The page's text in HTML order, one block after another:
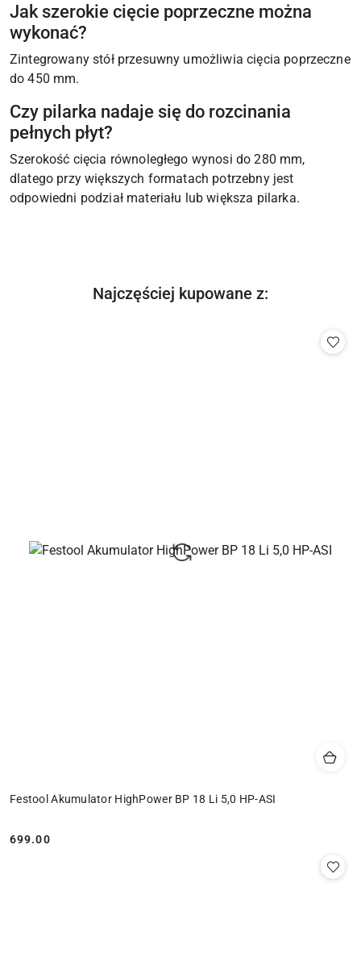
Jak szerokie cięcie poprzeczne można
wykonać?
Zintegrowany stół przesuwny umożliwia cięcia poprzeczne
do 450 mm.
Czy pilarka nadaje się do rozcinania
pełnych płyt?
Szerokość cięcia równoległego wynosi do 280 mm,
dlatego przy większych formatach potrzebny jest
odpowiedni podział materiału lub większa pilarka.
Pomiń karuzelę produktów
Produkty
Najczęściej kupowane z:
Festool Akumulator HighPower BP 18 Li 5,0 HP-ASI
Cena:
699.00